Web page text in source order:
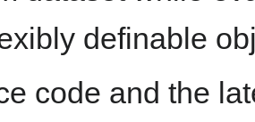
definable
code and the